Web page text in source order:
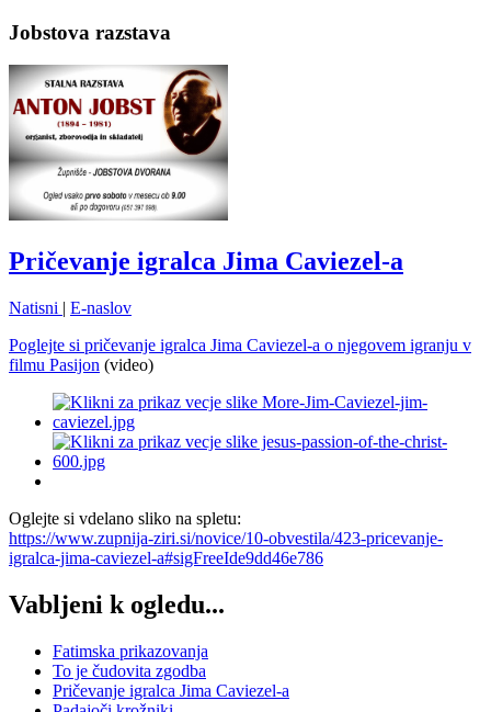
Jobstova razstava
Pričevanje igralca Jima Caviezel-a
Natisni | E-naslov
Poglejte si pričevanje igralca Jima Caviezel-a o njegovem igranju v
filmu Pasijon (video)
Oglejte si vdelano sliko na spletu:
https://www.zupnija-ziri.si/novice/10-obvestila/423-pricevanje-
igralca-jima-caviezel-a#sigFreeIde9dd46e786
Vabljeni k ogledu...
Fatimska prikazovanja
To je čudovita zgodba
Pričevanje igralca Jima Caviezel-a